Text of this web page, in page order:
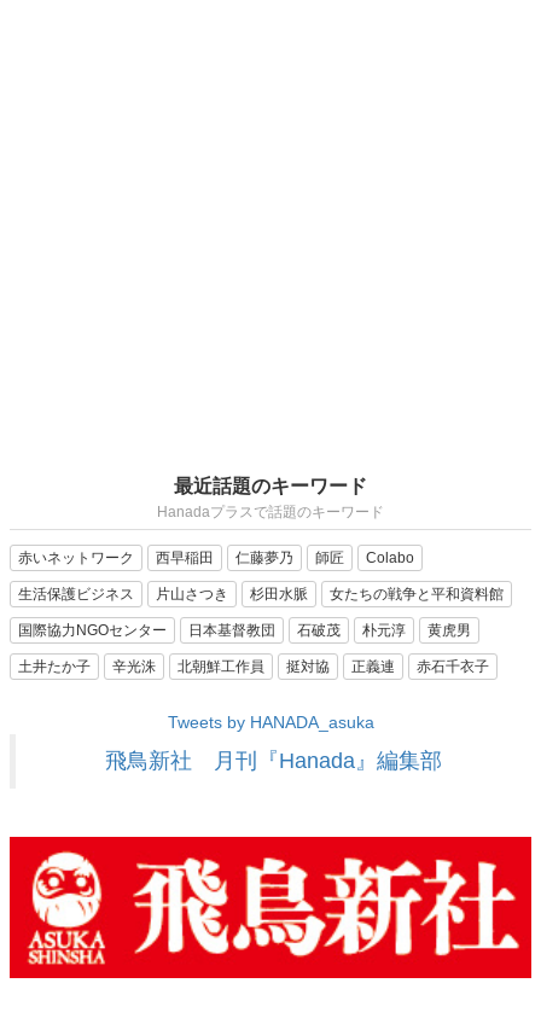
最近話題のキーワード
Hanadaプラスで話題のキーワード
赤いネットワーク 西早稲田 仁藤夢乃 師匠 Colabo
生活保護ビジネス 片山さつき 杉田水脈 女たちの戦争と平和資料館
国際協力NGOセンター 日本基督教団 石破茂 朴元淳 黄虎男
土井たか子 辛光洙 北朝鮮工作員 挺対協 正義連 赤石千衣子
Tweets by HANADA_asuka
飛鳥新社 月刊『Hanada』編集部